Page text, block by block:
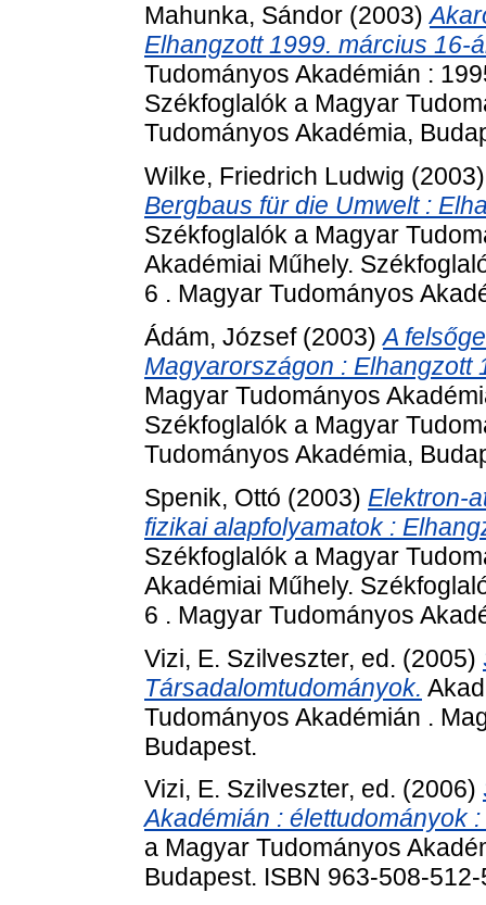
Mahunka, Sándor (2003)
Elhangzott 1999. március 16-
Tudományos Akadémián :
Székfoglalók a Magyar
Tudományos Akadémia,
Wilke, Friedrich Ludwig
Bergbaus für die Umwelt :
Székfoglalók a Magyar
Akadémiai Műhely.
6 . Magyar Tudományos
Ádám, József(2003)A
Magyarországon : Elhangzott
Magyar Tudományos
Székfoglalók a Magyar
Tudományos Akadémia,
Spenik, Ottó (2003) Elektron-
fizikai alapfolyamatok :
Székfoglalók a Magyar
Akadémiai Műhely.
6 . Magyar Tudományos
Vizi, E. Szilveszter, ed. (2005)
Társadalomtudományok.
Tudományos Akadémián .
Budapest.
Vizi, E. Szilveszter, ed. (2006)
Akadémián : élettudományok
a Magyar Tudományos
Budapest. ISBN 963-508-512-